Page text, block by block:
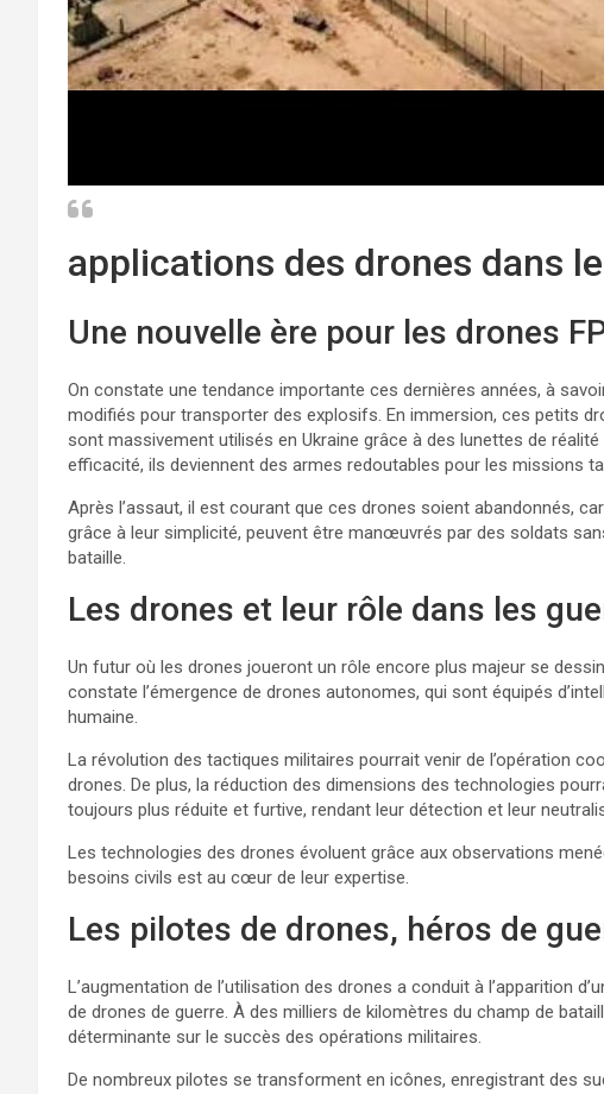
applications des drones dans
Une nouvelle ère pour les drones
On constate une tendance importante ces dernières années, à
modifiés pour transporter des explosifs. En immersion, ces petits
sont massivement utilisés en Ukraine grâce à des lunettes de
efficacité, ils deviennent des armes redoutables pour les missions
Après l’assaut, il est courant que ces drones soient abandonnés,
grâce à leur simplicité, peuvent être manœuvrés par des soldats
bataille.
Les drones et leur rôle dans les
Un futur où les drones joueront un rôle encore plus majeur se
constate l’émergence de drones autonomes, qui sont équipés
humaine.
La révolution des tactiques militaires pourrait venir de l’opération
drones. De plus, la réduction des dimensions des technologies
toujours plus réduite et furtive, rendant leur détection et leur
Les technologies des drones évoluent grâce aux observations
besoins civils est au cœur de leur expertise.
Les pilotes de drones, héros de
L’augmentation de l’utilisation des drones a conduit à l’apparition
de drones de guerre. À des milliers de kilomètres du champ de
déterminante sur le succès des opérations militaires.
De nombreux pilotes se transforment en icônes, enregistrant des